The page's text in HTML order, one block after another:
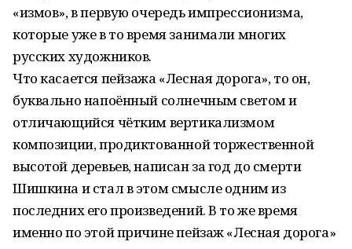
«измов», в первую очередь импрессионизма,
которые уже в то время занимали многих
русских художников.
Что касается пейзажа «Лесная дорога», то он,
буквально напоённый солнечным светом и
отличающийся чётким вертикализмом
композиции, продиктованной торжественной
высотой деревьев, написан за год до смерти
Шишкина и стал в этом смысле одним из
последних его произведений. В то же время
именно по этой причине пейзаж «Лесная дорога»